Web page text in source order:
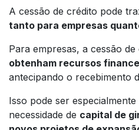
A cessão de crédito pode
tanto para empresas
Para empresas, a cessão
obtenham recursos
antecipando o recebimento
Isso pode ser
necessidade de capital de